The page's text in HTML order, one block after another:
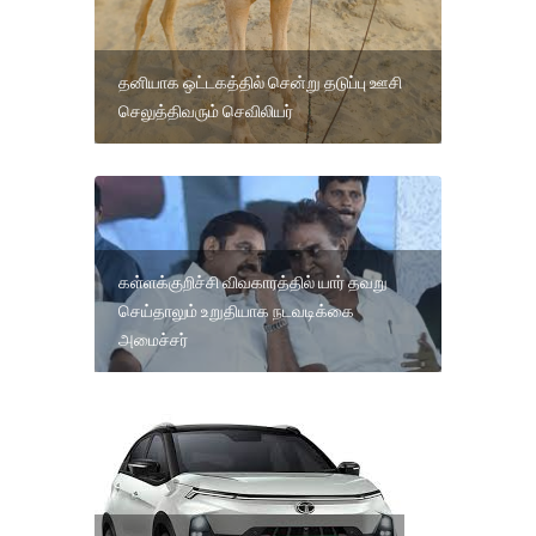
தனியாக ஒட்டகத்தில் சென்று தடுப்பு ஊசி
செலுத்திவரும் செவிலியர்
கள்ளக்குறிச்சி விவகாரத்தில் யார் தவறு
செய்தாலும் உறுதியாக நடவடிக்கை
அமைச்சர்